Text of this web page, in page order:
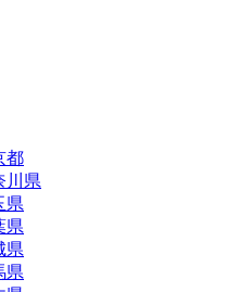
都
川県
県
県
県
県